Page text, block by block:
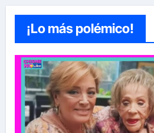
¡Lo más polémico!